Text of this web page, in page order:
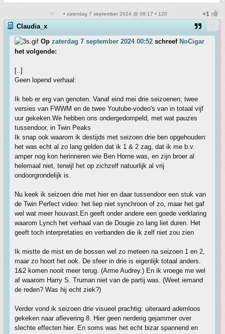
• zaterdag 7 september 2024 @ 08:17 • 120
Claudia_x
Op zaterdag 7 september 2024 00:52 schreef NoCigar
het volgende:
[..]
Geen lopend verhaal:
Ik heb er erg van genoten. Vanaf eind mei drie seizoenen, twee
versies van FWWM en de twee Youtube-vodeo's van in totaal vijf
uur gekeken.We hebben ons ondergedompeld, met wat pauzes
tussendoor, in Twin Peaks
Ik snap ook waarom ik destijds met seizoen drie ben opgehouden:
het was echt al zo lang gelden dat ik 1 & 2 zag, dat ik me b.v.
amper nog kon herinneren wie Ben Horne was, en zijn broer al
helemaal niet, terwijl het op zichzelf natuurlijk al vrij
ondoorgrondelijk is.
Nu keek ik seizoen drie met hier en daar tussendoor een stuk van
de Twin Perfect video: het liep niet synchroon of zo, maar het gaf
wel wat meer houvast.En geeft onder andere een goede verklaring
waarom Lynch het verhaal van de Dougie zo lang liet duren. Het
geeft toch interpretaties en verbanden die ik zelf niet zou zien
Ik mistte de mist en de bossen wel zo meteen na seizoen 1 en 2,
maar zo hoort het ook. De sfeer in drie is eigenlijk totaal anders.
1&2 komen nooit meer terug. (Arme Audrey.) En ik vroege me wel
af waarom Harry S. Truman niet van de partij was. (Weet iemand
de reden? Was hij echt ziek?)
Verder vond ik seizoen drie visueel prachtig: uiteraard ademloos
gekeken naar aflevering 8. Hier geen nerderig gejammer over
slechte effecten hier. En soms was het echt bizar spannend en